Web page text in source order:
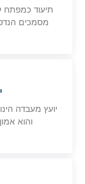
תיעוד כמפתח
מסמכים
יועץ מעבדה
והוא